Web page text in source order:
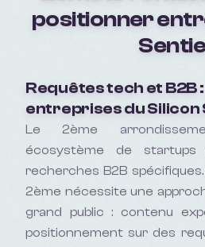
positionner
Requêtes tech et B2B
entreprises du Silicon
Le 2ème
écosystème de
recherches B2B
2ème nécessite une
grand public : contenu
positionnement sur des